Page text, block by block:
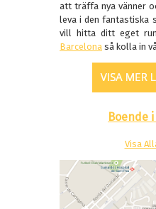
att träffa nya vänner
leva i den fantastiska
vill hitta ditt eget
Barcelona så kolla in
Boende
Visa